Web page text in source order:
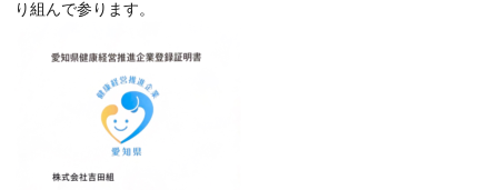
り組んで参ります。